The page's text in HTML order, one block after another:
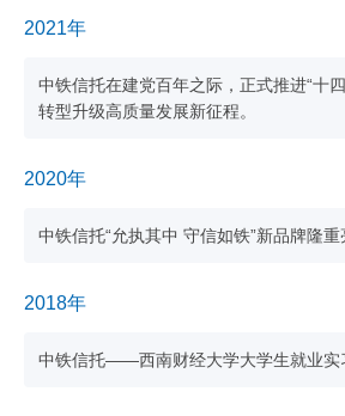
2021年
中铁信托在建党百年之际，正式推进“十
转型升级高质量发展新征程。
2020年
中铁信托“允执其中 守信如铁”新品牌隆重
2018年
中铁信托——西南财经大学大学生就业实